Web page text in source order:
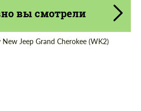
вы смотрели
на обработку
на обработку